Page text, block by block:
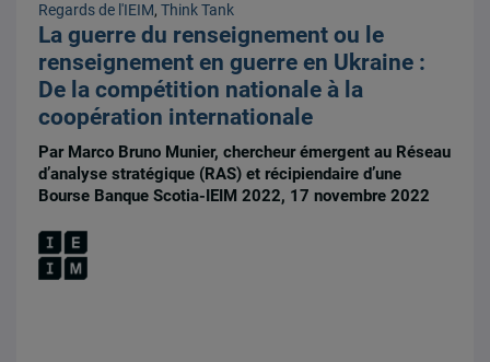
Regards de l'IEIM,Think Tank
La guerre du renseignement ou le
renseignement en guerre en Ukraine :
De la compétition nationale à la
coopération internationale
Par Marco Bruno Munier, chercheur émergent au Réseau
d’analyse stratégique (RAS) et récipiendaire d’une
Bourse Banque Scotia-IEIM 2022, 17 novembre 2022